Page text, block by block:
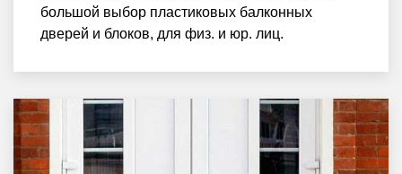
большой выбор пластиковых балконных
дверей и блоков, для физ. и юр. лиц.